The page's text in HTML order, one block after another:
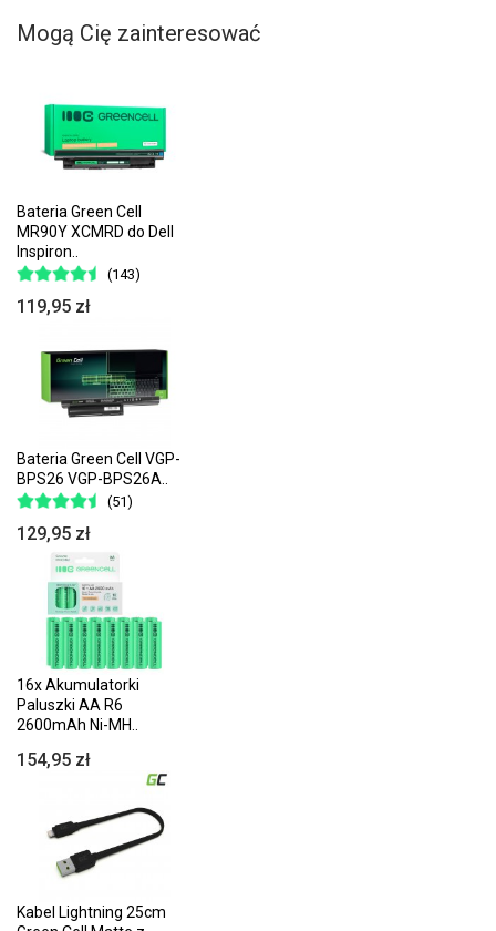
Mogą Cię zainteresować
Bateria Green Cell
MR90Y XCMRD do Dell
Inspiron..
(143)
119,95 zł
Bateria Green Cell VGP-
BPS26 VGP-BPS26A..
(51)
129,95 zł
16x Akumulatorki
Paluszki AA R6
2600mAh Ni-MH..
154,95 zł
Kabel Lightning 25cm